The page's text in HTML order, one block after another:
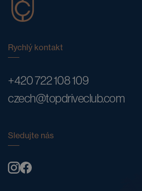
Rychlý kontakt
+420 722 108 109
czech@topdriveclub.com
Sledujte nás